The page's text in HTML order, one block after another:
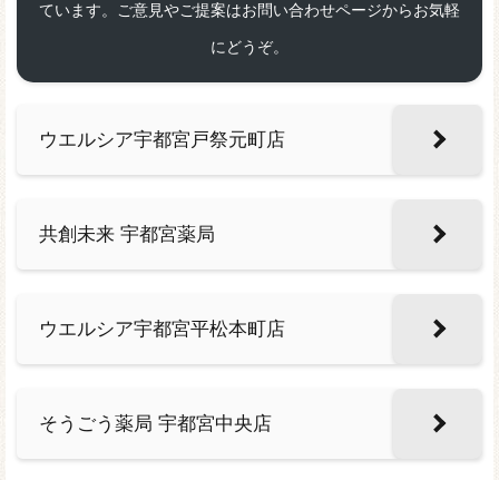
ています。ご意見やご提案はお問い合わせページからお気軽
にどうぞ。
ウエルシア宇都宮戸祭元町店
共創未来 宇都宮薬局
ウエルシア宇都宮平松本町店
そうごう薬局 宇都宮中央店